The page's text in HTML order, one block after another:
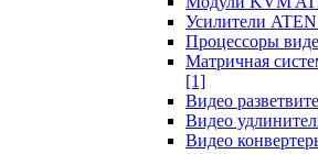
Усилители ATEN
Процессоры
Матричная
[1]
Видео
Видео
Видео